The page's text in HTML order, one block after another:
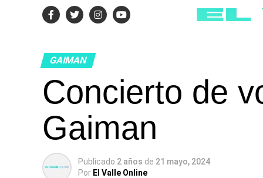
GAIMAN
Concierto de
Gaiman
Publicado 2 años de 21 mayo, 2024
Por El Valle Online